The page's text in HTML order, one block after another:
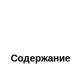
Содержание